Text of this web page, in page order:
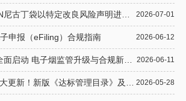
2026-07-01
古丁袋以特定改良风险声明进行销售
2026-06-12
申报（eFiling）合规指南
2026-06-11
动 电子烟监管升级与合规新规一文读懂
2026-05-28
版《达标管理目录》及《例外清单》正式落地